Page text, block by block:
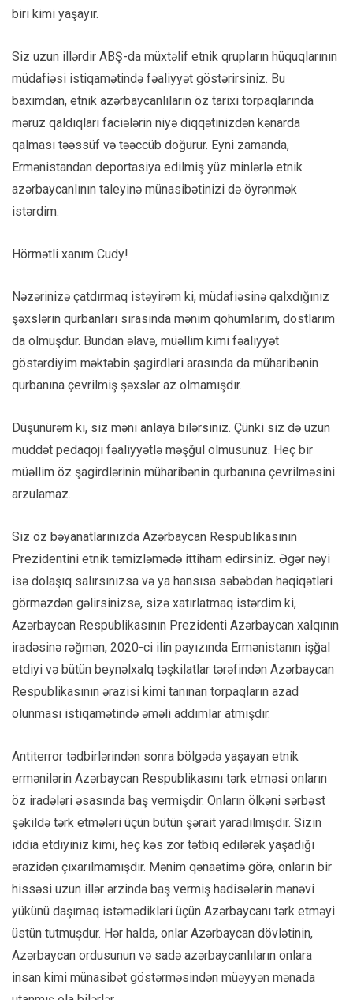
biri kimi yaşayır.
Siz uzun illərdir ABŞ-da müxtəlif etnik qrupların hüquqlarının
müdafiəsi istiqamətində fəaliyyət göstərirsiniz. Bu
baxımdan, etnik azərbaycanlıların öz tarixi torpaqlarında
məruz qaldıqları faciələrin niyə diqqətinizdən kənarda
qalması təəssüf və təəccüb doğurur. Eyni zamanda,
Ermənistandan deportasiya edilmiş yüz minlərlə etnik
azərbaycanlının taleyinə münasibətinizi də öyrənmək
istərdim.
Hörmətli xanım Cudy!
Nəzərinizə çatdırmaq istəyirəm ki, müdafiəsinə qalxdığınız
şəxslərin qurbanları sırasında mənim qohumlarım, dostlarım
da olmuşdur. Bundan əlavə, müəllim kimi fəaliyyət
göstərdiyim məktəbin şagirdləri arasında da müharibənin
qurbanına çevrilmiş şəxslər az olmamışdır.
Düşünürəm ki, siz məni anlaya bilərsiniz. Çünki siz də uzun
müddət pedaqoji fəaliyyətlə məşğul olmusunuz. Heç bir
müəllim öz şagirdlərinin müharibənin qurbanına çevrilməsini
arzulamaz.
Siz öz bəyanatlarınızda Azərbaycan Respublikasının
Prezidentini etnik təmizləmədə ittiham edirsiniz. Əgər nəyi
isə dolaşıq salırsınızsa və ya hansısa səbəbdən həqiqətləri
görməzdən gəlirsinizsə, sizə xatırlatmaq istərdim ki,
Azərbaycan Respublikasının Prezidenti Azərbaycan xalqının
iradəsinə rəğmən, 2020-ci ilin payızında Ermənistanın işğal
etdiyi və bütün beynəlxalq təşkilatlar tərəfindən Azərbaycan
Respublikasının ərazisi kimi tanınan torpaqların azad
olunması istiqamətində əməli addımlar atmışdır.
Antiterror tədbirlərindən sonra bölgədə yaşayan etnik
ermənilərin Azərbaycan Respublikasını tərk etməsi onların
öz iradələri əsasında baş vermişdir. Onların ölkəni sərbəst
şəkildə tərk etmələri üçün bütün şərait yaradılmışdır. Sizin
iddia etdiyiniz kimi, heç kəs zor tətbiq edilərək yaşadığı
ərazidən çıxarılmamışdır. Mənim qənaətimə görə, onların bir
hissəsi uzun illər ərzində baş vermiş hadisələrin mənəvi
yükünü daşımaq istəmədikləri üçün Azərbaycanı tərk etməyi
üstün tutmuşdur. Hər halda, onlar Azərbaycan dövlətinin,
Azərbaycan ordusunun və sadə azərbaycanlıların onlara
insan kimi münasibət göstərməsindən müəyyən mənada